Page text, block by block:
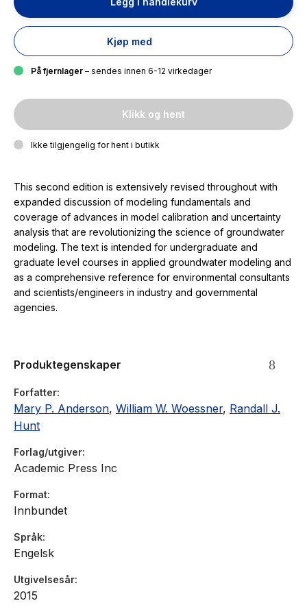
Kjøp med
På fjernlager – sendes innen 6-12 virkedager
Klikk og hent
Ikke tilgjengelig for hent i butikk
This second edition is extensively revised throughout with
expanded discussion of modeling fundamentals and
coverage of advances in model calibration and uncertainty
analysis that are revolutionizing the science of groundwater
modeling. The text is intended for undergraduate and
graduate level courses in applied groundwater modeling and
as a comprehensive reference for environmental consultants
and scientists/engineers in industry and governmental
agencies.
Produktegenskaper
Forfatter
Mary P. Anderson, William W. Woessner, Randall J.
Hunt
Forlag/utgiver
Academic Press Inc
Format
Innbundet
Språk
Engelsk
Utgivelsesår
2015